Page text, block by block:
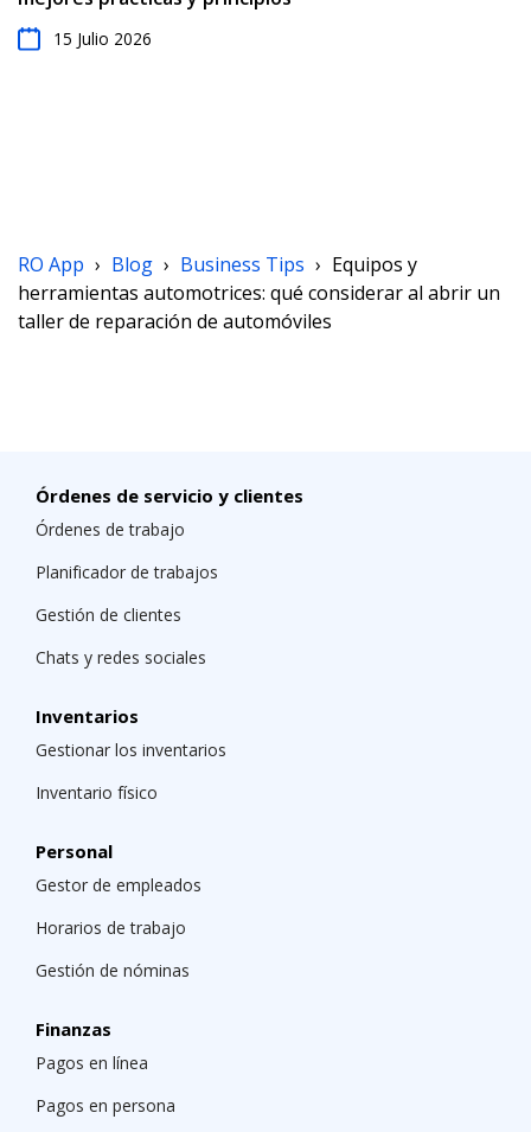
15 Julio 2026
RO App › Blog › Business Tips › Equipos y
herramientas automotrices: qué considerar al abrir un
taller de reparación de automóviles
Órdenes de servicio y clientes
Órdenes de trabajo
Planificador de trabajos
Gestión de clientes
Chats y redes sociales
Inventarios
Gestionar los inventarios
Inventario físico
Personal
Gestor de empleados
Horarios de trabajo
Gestión de nóminas
Finanzas
Pagos en línea
Pagos en persona